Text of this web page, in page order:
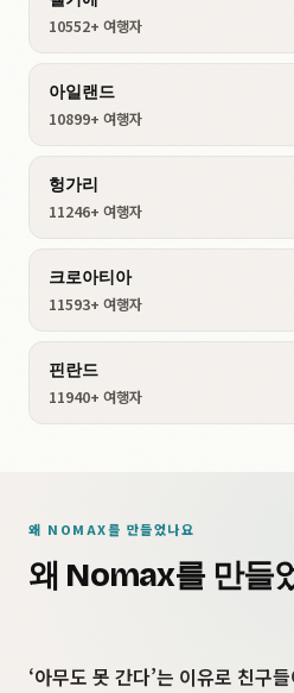
10552+ 여행자
아일랜드
10899+ 여행자
헝가리
11246+ 여행자
크로아티아
11593+ 여행자
핀란드
11940+ 여행자
왜 NOMAX를 만들었나요
왜 Nomax를 만들
‘아무도 못 간다’는 이유로 친구